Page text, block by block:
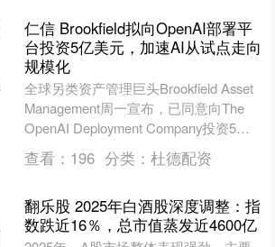
仁信 Brookfield拟向OpenAI部署平
台投资5亿美元，加速AI从试点走向
规模化
全球另类资产管理巨头Brookfield Asset
Management周一宣布，已同意向The
OpenAI Deployment Company投资5亿
美....
查看： 196 分类： 杜德配资
翻乐股 2025年白酒股深度调整：指
数跌近16％，总市值蒸发近4600亿